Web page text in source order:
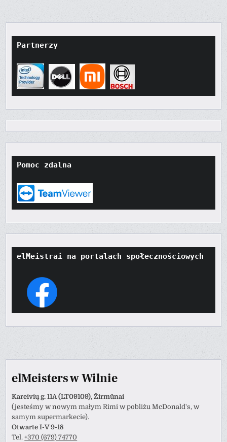
Partnerzy
Pomoc zdalna
elMeistrai na portalach społecznościowych
elMeisters w Wilnie
Kareivių g. 11A (LT09109), Žirmūnai
(jesteśmy w nowym małym Rimi w pobliżu McDonald's, w
samym supermarkecie).
Otwarte I-V 9-18
Tel.+370 (679) 74770